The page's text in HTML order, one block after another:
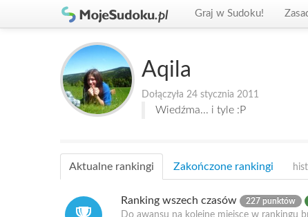
Graj w Sudoku!
Aqila
Dołączyła 24 stycznia 2011
Wiedźma... i tyle :P
Aktualne rankingi Zakończone rankingi
Ranking wszech czasów 227 punktów
Do awansu na kolejne miejsce w rankingu